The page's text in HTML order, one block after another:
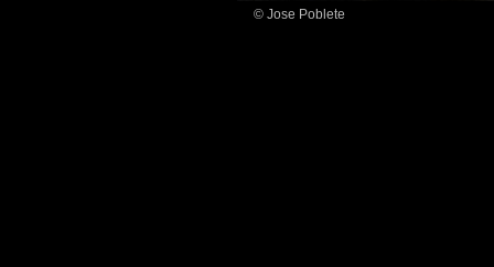
© Jose Poblete